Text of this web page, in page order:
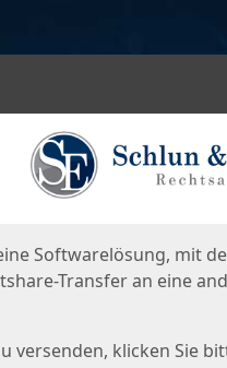
Softwarelösung, mit
Transfer an eine
versenden, klicken Sie